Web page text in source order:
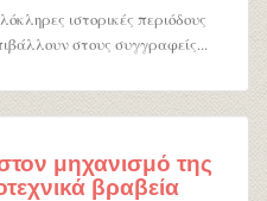
ιστορικές περιόδους
στους συγγραφείς...
μηχανισμό της
βραβεία